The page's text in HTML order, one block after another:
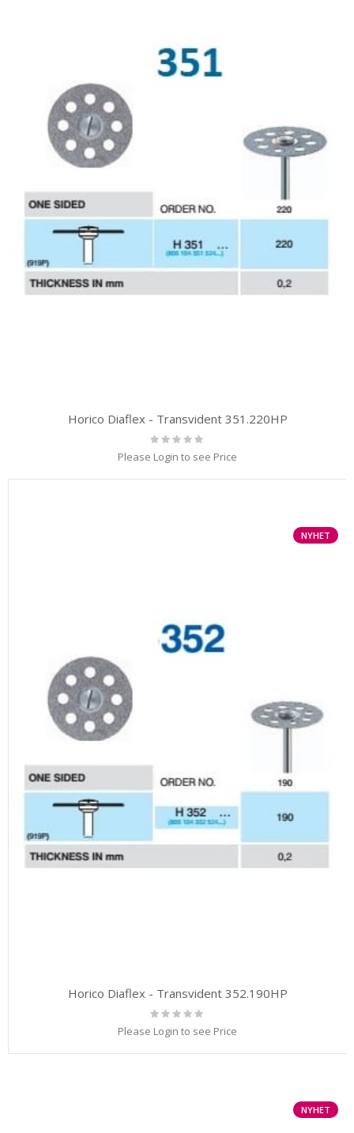
Horico Diaflex - Transvident 351.220HP
Rating:
0%
Please Login to see Price
NYHET
Horico Diaflex - Transvident 352.190HP
Rating:
0%
Please Login to see Price
NYHET